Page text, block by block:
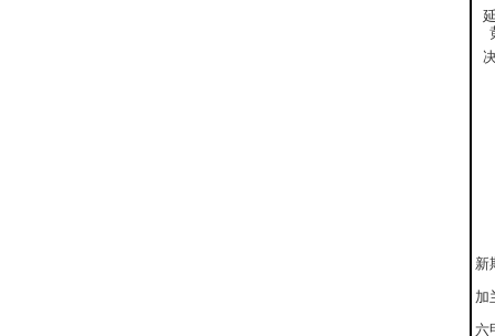
新
加
六